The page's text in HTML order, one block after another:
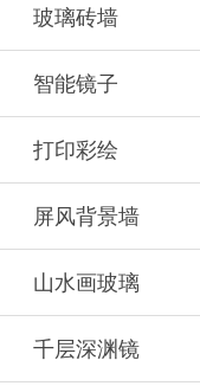
玻璃砖墙
智能镜子
打印彩绘
屏风背景墙
山水画玻璃
千层深渊镜